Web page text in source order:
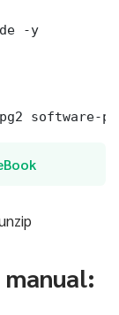
-y
software-